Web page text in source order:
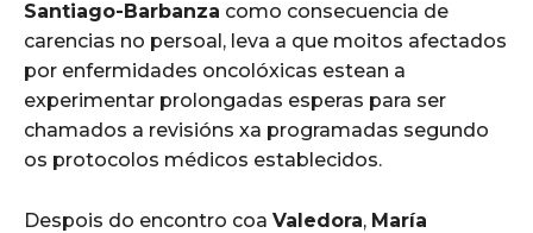
Santiago-Barbanza como consecuencia de
carencias no persoal, leva a que moitos afectados
por enfermidades oncolóxicas estean a
experimentar prolongadas esperas para ser
chamados a revisións xa programadas segundo
os protocolos médicos establecidos.
Despois do encontro coa Valedora, María